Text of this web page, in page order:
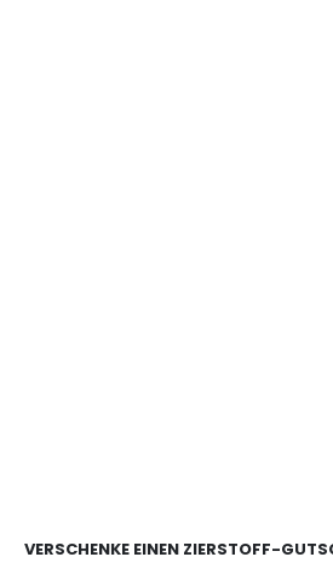
VERSCHENKE EINEN ZIERSTOFF-